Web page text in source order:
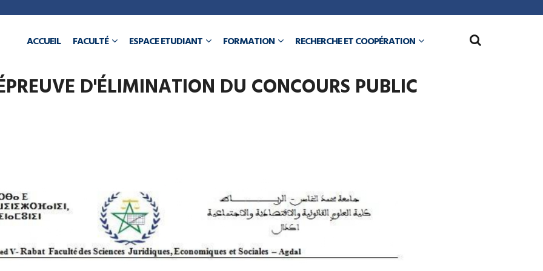
ACCUEIL FACULTÉ ESPACE ETUDIANT FORMATION RECHERCHE ET COOPÉRATION
D'ÉLIMINATION DU CONCOURS PUBLIC